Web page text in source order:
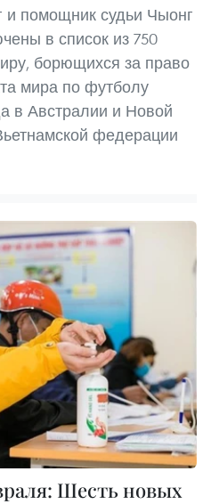
и помощник судьи Чыонг
в список из 750
борющихся за право
мира по футболу
в Австралии и Новой
федерации
Шесть новых